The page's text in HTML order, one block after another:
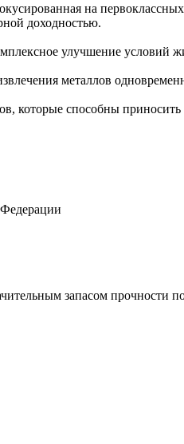
на
доходностью.
улучшение условий
металлов
которые способны
запасом прочности